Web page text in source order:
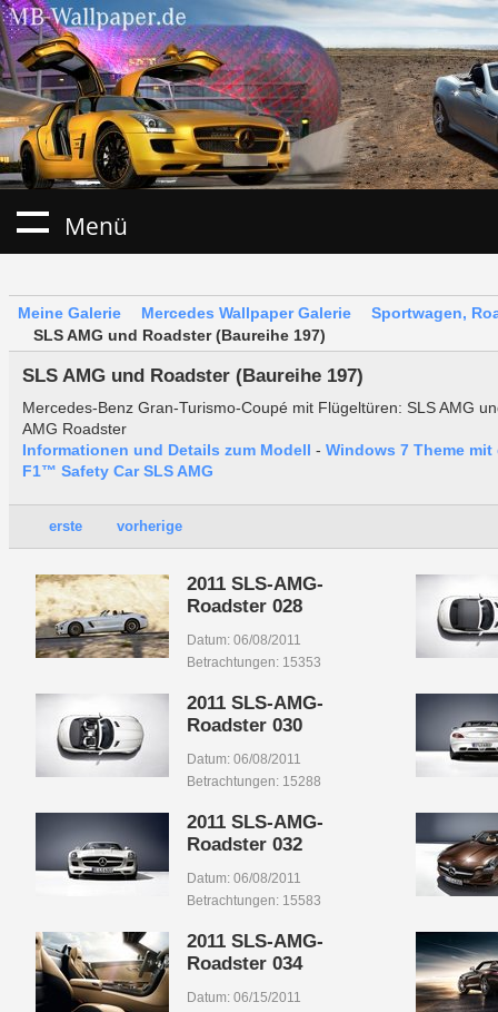
Menü
Meine Galerie Mercedes Wallpaper Galerie
Sportwagen,
SLS AMG und Roadster (Baureihe 197)
SLS AMG und Roadster (Baureihe 197)
Mercedes-Benz Gran-Turismo-Coupé mit Flügeltüren: SLS AMG
AMG Roadster
Informationen und Details zum Modell - Windows 7 Theme mit
F1™ Safety Car SLS AMG
erste vorherige
2011 SLS-AMG-
Roadster 028
Datum: 06/08/2011
Betrachtungen: 15353
2011 SLS-AMG-
Roadster 030
Datum: 06/08/2011
Betrachtungen: 15288
2011 SLS-AMG-
Roadster 032
Datum: 06/08/2011
Betrachtungen: 15583
2011 SLS-AMG-
Roadster 034
Datum: 06/15/2011